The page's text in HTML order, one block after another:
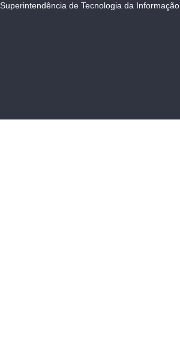
Superintendência de Tecnologia da Informação